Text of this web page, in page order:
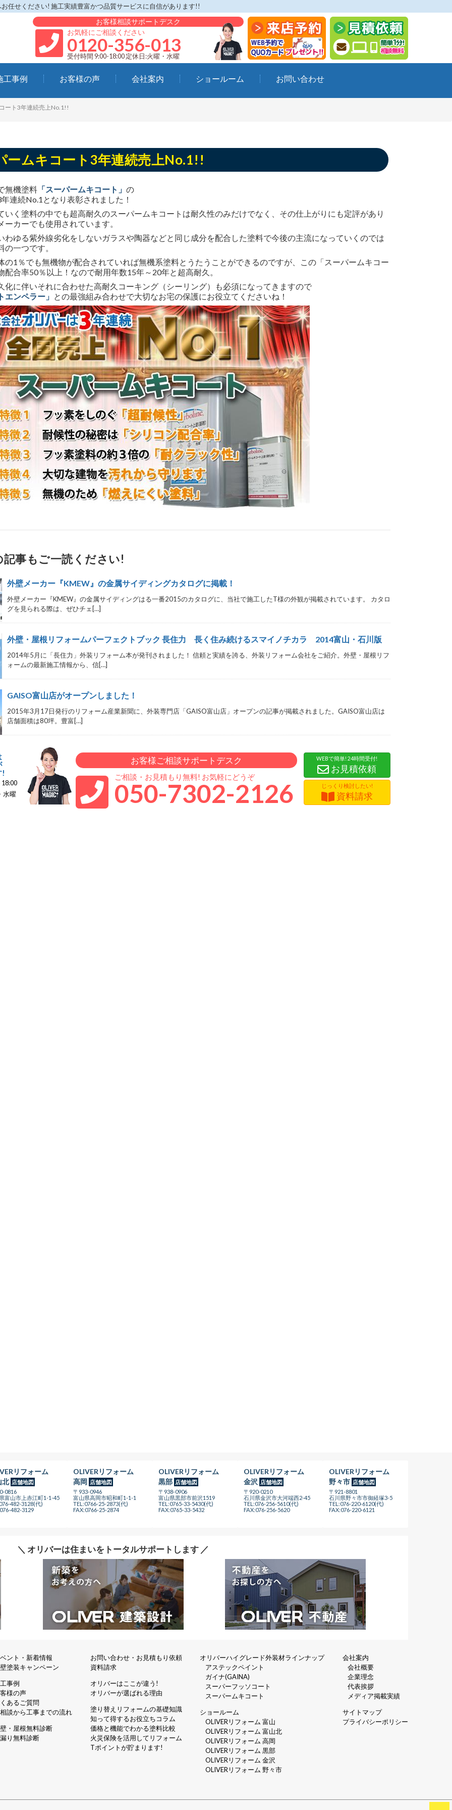
任せください! 施工実績豊富かつ品質サービスに自信があります!!
お客様相談サポートデスク
お気軽にご相談ください
0120-356-013
受付時間 9:00-18:00 定休日:火曜・水曜
工事例 お客様の声 会社案内 ショールーム お問い合わせ
ート3年連続売上No.1!!
ームキコート3年連続売上No.1!!
無機塗料「スーパームキコート」 の
連続No.1となり表彰されました！
いく塗料の中でも超高耐久のスーパームキコートは耐久性のみだけでなく、その仕上がりにも定評があり
ーカーでも使用されています。
わゆる紫外線劣化をしないガラスや陶器などと同じ成分を配合した塗料で今後の主流になっていくのでは
一つです。
の1％でも無機物が配合されていれば無機系塗料とうたうことができるのですが、この「スーパームキコー
配合率50％以上！なので耐用年数15年～20年と超高耐久。
化に伴いそれに合わせた高耐久コーキング（シーリング）も必須になってきますので
エンペラー」 との最強組み合わせで大切なお宅の保護にお役立てくださいね！
事もご一読ください!
外壁メーカー『KMEW』の金属サイディングカタログに掲載！
外壁メーカー『KMEW』の金属サイディングはる一番2015のカタログに、当社で施工したT様の外観が掲載されています。 カタロ
グを見られる際は、ぜひチェ[…]
外壁・屋根リフォームパーフェクトブック 長住力 長く住み続けるスマイノチカラ 2014富山・石川版
2014年5月に「長住力」外装リフォーム本が発刊されました！ 信頼と実績を誇る、外装リフォーム会社をご紹介。外壁・屋根リフ
ォームの最新施工情報から、信[…]
GAISO富山店がオープンしました！
2015年3月17日発行のリフォーム産業新聞に、外装専門店「GAISO富山店」オープンの記事が掲載されました。GAISO富山店は
店舗面積は80坪。豊富[…]
!
水曜
お客様ご相談サポートデスク
ご相談・お見積もり無料! お気軽にどうぞ
050-7302-2126
WEBで簡単! 24時間受付!
お見積依頼
じっくり検討したい!
資料請求
リフォーム
北 店舗地図
0816
富山市上赤江町1-1-45
482-3128(代)
482-3129
OLIVERリフォーム
高岡 店舗地図
〒933-0946
富山県高岡市昭和町1-1-1
TEL:0766-25-2873(代)
FAX:0766-25-2874
OLIVERリフォーム
黒部 店舗地図
〒938-0906
富山県黒部市前沢1519
TEL:0765-33-5430(代)
FAX:0765-33-5432
OLIVERリフォーム
金沢 店舗地図
〒920-0210
石川県金沢市大河端西2-45
TEL:076-256-5610(代)
FAX:076-256-5620
OLIVERリフォーム
野々市 店舗地図
〒921-8801
石川県野々市市御経塚3-5
TEL:076-220-6120(代)
FAX:076-220-6121
＼ オリバーは住まいをトータルサポートします ／
ント・新着情報
塗装キャンペーン
事例
様の声
あるご質問
談から工事までの流れ
・屋根無料診断
り無料診断
お問い合わせ・お見積もり依頼
資料請求
オリバーはここが違う!
オリバーが選ばれる理由
塗り替えリフォームの基礎知識
知って得するお役立ちコラム
価格と機能でわかる塗料比較
火災保険を活用してリフォーム
Tポイントが貯まります!
オリバーハイグレード外装材ラインナップ
アステックペイント
ガイナ(GAINA)
スーパーフッソコート
スーパームキコート
ショールーム
OLIVERリフォーム 富山
OLIVERリフォーム 富山北
OLIVERリフォーム 高岡
OLIVERリフォーム 黒部
OLIVERリフォーム 金沢
OLIVERリフォーム 野々市
会社案内
会社概要
企業理念
代表挨拶
メディア掲載実績
サイトマップ
プライバシーポリシー